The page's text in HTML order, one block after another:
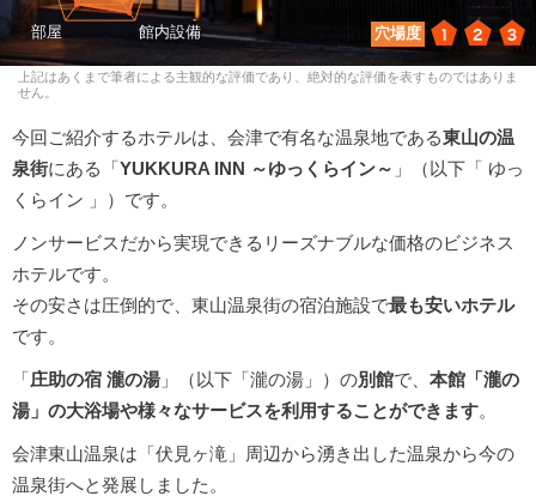
穴場度 1 2
上記はあくまで筆者による主観的な評価であり、絶対的な評価を表すものではありま
せん。
今回ご紹介するホテルは、会津で有名な温泉地である東山の温
泉街にある「YUKKURA INN ～ゆっくらイン～ 」（以下「 ゆっ
くらイン 」）です。
ノンサービスだから実現できるリーズナブルな価格のビジネス
ホテルです。
その安さは圧倒的で、東山温泉街の宿泊施設で最も安いホテル
です。
「庄助の宿 瀧の湯 」（以下「瀧の湯」）の別館で、 本館「瀧の
湯」の大浴場や様々なサービスを利用することができます。
会津東山温泉は「伏見ヶ滝」周辺から湧き出した温泉から今の
温泉街へと発展しました。